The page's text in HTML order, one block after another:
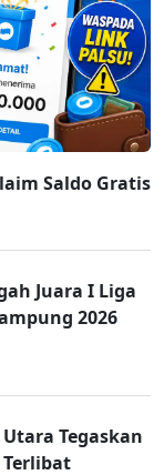
Saldo Gratis
Juara I Liga
2026
Tegaskan